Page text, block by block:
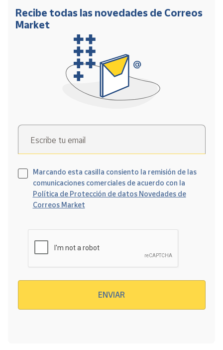
Recibe todas las novedades de Correos
Market
Escribe tu email
Marcando esta casilla consiento la remisión de las
comunicaciones comerciales de acuerdo con la
Política de Protección de datos Novedades de
Correos Market
ENVIAR